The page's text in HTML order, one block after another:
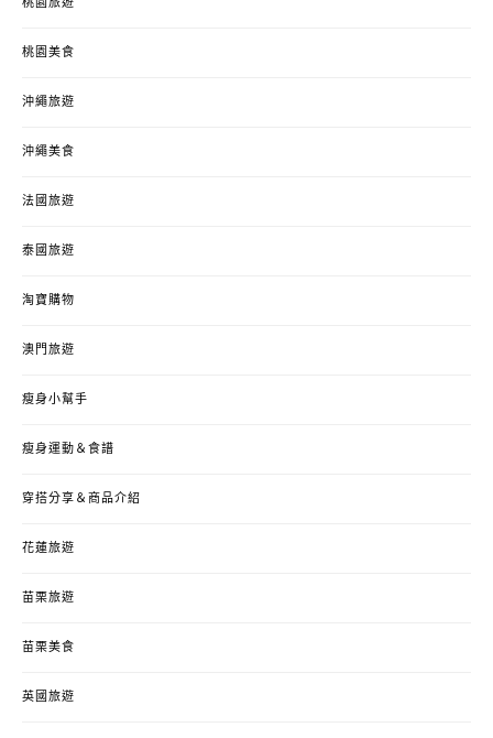
桃園旅遊
桃園美食
沖繩旅遊
沖繩美食
法國旅遊
泰國旅遊
淘寶購物
澳門旅遊
瘦身小幫手
瘦身運動＆食譜
穿搭分享＆商品介紹
花蓮旅遊
苗栗旅遊
苗栗美食
英國旅遊